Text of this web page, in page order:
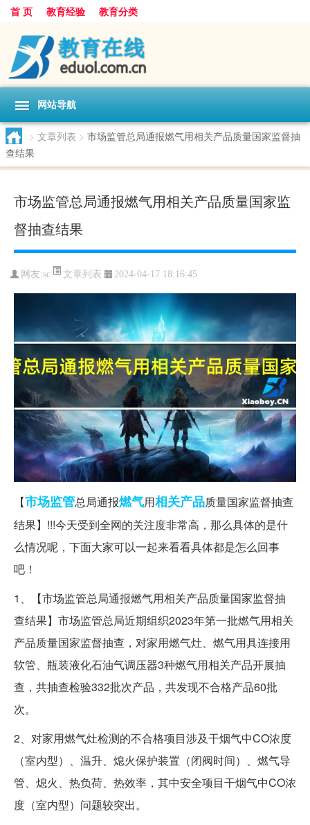
首 页 教育经验 教育分类
网站导航
> 文章列表 > 市场监管总局通报燃气用相关产品质量国家监督抽
查结果
市场监管总局通报燃气用相关产品质量国家监
督抽查结果
网友:sc 文章列表 2024-04-17 18:16:45
【市场监管总局通报燃气用相关产品质量国家监督抽查
结果】!!!今天受到全网的关注度非常高，那么具体的是什
么情况呢，下面大家可以一起来看看具体都是怎么回事
吧！
1、【市场监管总局通报燃气用相关产品质量国家监督抽
查结果】市场监管总局近期组织2023年第一批燃气用相关
产品质量国家监督抽查，对家用燃气灶、燃气用具连接用
软管、瓶装液化石油气调压器3种燃气用相关产品开展抽
查，共抽查检验332批次产品，共发现不合格产品60批
次。
2、对家用燃气灶检测的不合格项目涉及干烟气中CO浓度
（室内型）、温升、熄火保护装置（闭阀时间）、燃气导
管、熄火、热负荷、热效率，其中安全项目干烟气中CO浓
度（室内型）问题较突出。